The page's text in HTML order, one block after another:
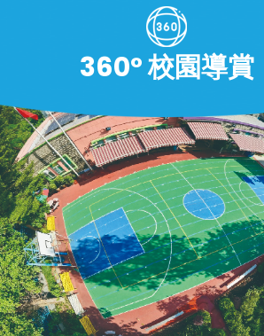
360° 校園導賞